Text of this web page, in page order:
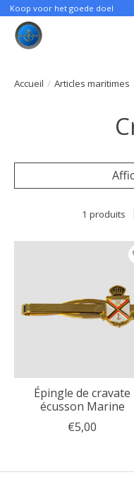
Koop voor het goede doel
Accueil / Articles maritimes
1 produits
Épingle de cravate
écusson Marine
€5,00